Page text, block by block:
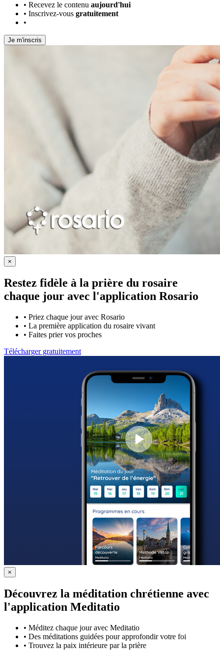
• Recevez le contenu aujourd'hui
• Inscrivez-vous gratuitement
•
Je m'inscris
×
Restez fidèle à la prière du rosaire
chaque jour avec l'application Rosario
• Priez chaque jour avec Rosario
• La première application du rosaire vivant
• Faites prier vos proches
Télécharger gratuitement
×
Découvrez la méditation chrétienne avec
l'application Meditatio
• Méditez chaque jour avec Meditatio
• Des méditations guidées pour approfondir votre foi
• Trouvez la paix intérieure par la prière